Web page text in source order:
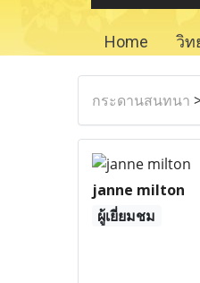
Home วิท
กระดานสนทนา
janne milton
ผู้เยี่ยมชม